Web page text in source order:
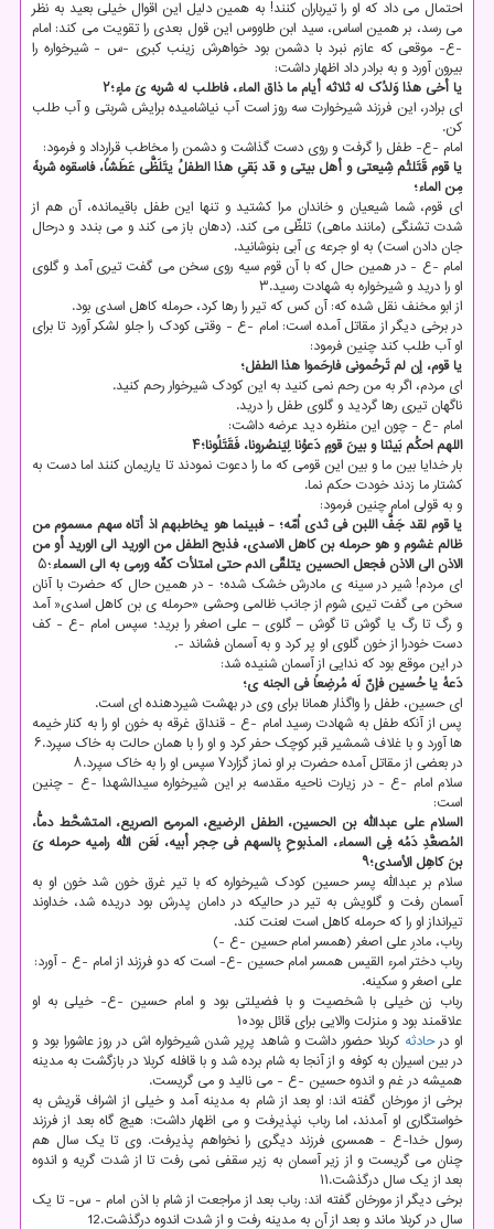
احتمال می داد که او را تیرباران کنند! به همین دلیل این اقوال خیلی بعید به نظر
می رسد، بر همین اساس، سید ابن طاووس این قول بعدی را تقویت می کند: امام
-ع- موقعی که عازم نبرد با دشمن بود خواهرش زینب کبری -س - شیرخواره را
بیرون آورد و به برادر داد اظهار داشت:
یا أخی هذا وَلدُک له ثلاثه أیام ما ذاق الماء، فاطلب له شربه یَ ماءٍ؛۲
ای برادر، این فرزند شیرخوارت سه روز است آب نیاشامیده برایش شربتی و آب طلب
کن.
امام -ع- طفل را گرفت و روی دست گذاشت و دشمن را مخاطب قرارداد و فرمود:
یا قوم قَتَلتُم شِیعتی و أهل بیتی و قد بَقیِ هذا الطفلُ یتَلَظَّی عَطَشاً، فاسقوه شربهً
مِن الماء؛
ای قوم، شما شیعیان و خاندان مرا کشتید و تنها این طفل باقیمانده، آن هم از
شدت تشنگی (مانند ماهی) تلظّی می کند. (دهان باز می کند و می بندد و درحال
جان دادن است) به او جرعه ی آبی بنوشانید.
امام -ع - در همین حال که با آن قوم سیه روی سخن می گفت تیری آمد و گلوی
او را درید و شیرخواره به شهادت رسید.۳
از ابو مخنف نقل شده که: آن کس که تیر را رها کرد، حرمله کاهل اسدی بود.
در برخی دیگر از مقاتل آمده است: امام -ع - وقتی کودک را جلو لشکر آورد تا برای
او آب طلب کند چنین فرمود:
یا قوم، إن لم تَرحُمونی فارحَموا هذا الطفل؛
ای مردم، اگر به من رحم نمی کنید به این کودک شیرخوار رحم کنید.
ناگهان تیری رها گردید و گلوی طفل را درید.
امام -ع - چون این منظره دید عرضه داشت:
اللهم احکُم بَینَنا و بینَ قومٍ دَعوُنا لِیَنصُرونا، فَقَتَلُونا؛۴
بار خدایا بین ما و بین این قومی که ما را دعوت نمودند تا یاریمان کنند اما دست به
کشتار ما زدند خودت حکم نما.
و به قولی امام چنین فرمود:
یا قوم لقد جَفَّ اللبن فی ثدی اُمّه؛ - فبینما هو یخاطبهم اذ أتاه سهم مسموم من
ظالم غشوم و هو حرمله بن کاهل الاسدی، فذبح الطفل من الورید الی الورید أو من
الاذن الی الاذن فجعل الحسین یتلقّی الدم حتی امتلأت کفّه ورمی به الی السماء؛۵
ای مردم! شیر در سینه ی مادرش خشک شده؛ - در همین حال که حضرت با آنان
سخن می گفت تیری شوم از جانب ظالمی وحشی «حرمله ی بن کاهل اسدی« آمد
و رگ تا رگ یا گوش تا گوش – گلوی – علی اصغر را برید؛ سپس امام -ع - کف
دست خودرا از خون گلوی او پر کرد و به آسمان فشاند -.
در این موقع بود که ندایی از آسمان شنیده شد:
دَعهُ یا حُسین فإنّ لَه مُرضِعاً فی الجنه ی؛
ای حسین، طفل را واگذار همانا برای وی در بهشت شیردهنده ای است.
پس از آنکه طفل به شهادت رسید امام -ع - قنداق غرقه به خون او را به کنار خیمه
ها آورد و با غلاف شمشیر قبر کوچک حفر کرد و او را با همان حالت به خاک سپرد.۶
در بعضی از مقاتل آمده حضرت بر او نماز گزارد۷ سپس او را به خاک سپرد.۸
سلام امام -ع - در زیارت ناحیه مقدسه بر این شیرخواره سیدالشهدا -ع - چنین
است:
السلام علی عبدالله بن الحسین، الطفل الرضیع، المرمیّ الصریع، المتشحَّط دماُّ،
المُصعَّدِ دَمُه فِی السماء، المذبوحِ بِالسهم فی حِجر أبیه، لَعَن الله رامیه حرمله یَ
بنَ کاهِل الأسدی؛۹
سلام بر عبدالله پسر حسین کودک شیرخواره که با تیر غرق خون شد خون او به
آسمان رفت و گلویش به تیر در حالیکه در دامان پدرش بود دریده شد، خداوند
تیرانداز او را که حرمله کاهل است لعنت کند.
رباب، مادرِ علی اصغر (همسر امام حسین -ع -)
رباب دختر امرء القیس همسر امام حسین -ع- است که دو فرزند از امام -ع - آورد:
علی اصغر و سکینه.
رباب زن خیلی با شخصیت و با فضیلتی بود و امام حسین -ع- خیلی به او
علاقمند بود و منزلت والایی برای قائل بود۱۰
او درحادثه کربلا حضور داشت و شاهد پرپر شدن شیرخواره اش در روز عاشورا بود و
در بین اسیران به کوفه و از آنجا به شام برده شد و با قافله کربلا در بازگشت به مدینه
همیشه در غم و اندوه حسین -ع - می نالید و می گریست.
برخی از مورخان گفته اند: او بعد از شام به مدینه آمد و خیلی از اشراف قریش به
خواستگاری او آمدند، اما رباب نپذیرفت و می اظهار داشت: هیچ گاه بعد از فرزند
رسول خدا-ع - همسری فرزند دیگری را نخواهم پذیرفت. وی تا یک سال هم
چنان می گریست و از زیر آسمان به زیر سقفی نمی رفت تا از شدت گریه و اندوه
بعد از یک سال درگذشت.۱۱
برخی دیگر از مورخان گفته اند: رباب بعد از مراجعت از شام با اذن امام - س- تا یک
سال در کربلا ماند و بعد از آن به مدینه رفت و از شدت اندوه درگذشت.12